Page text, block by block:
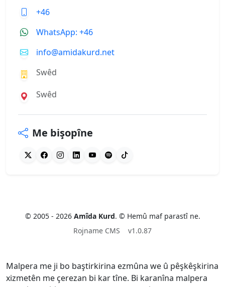
+46
WhatsApp: +46
info@amidakurd.net
Swêd
Swêd
Me bişopîne
© 2005 - 2026 Amîda Kurd. © Hemû maf parastî ne.
Rojname CMS
v1.0.87
Malpera me ji bo baştirkirina ezmûna we û pêşkêşkirina
xizmetên me çerezan bi kar tîne. Bi karanîna malpera